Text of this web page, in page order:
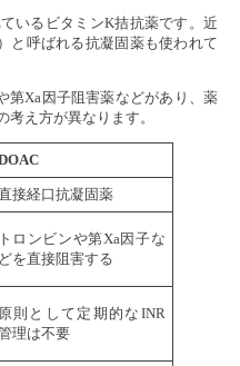
いるビタミンK拮抗薬です。近
と呼ばれる抗凝固薬も使われて
第Xa因子阻害薬などがあり、薬
え方が異なります。
接経口抗凝固薬
トロンビンや第Xa因子な
どを直接阻害する
原則として定期的なINR
理は不要